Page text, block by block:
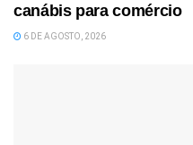
canábis para comércio
6 DE AGOSTO, 2026